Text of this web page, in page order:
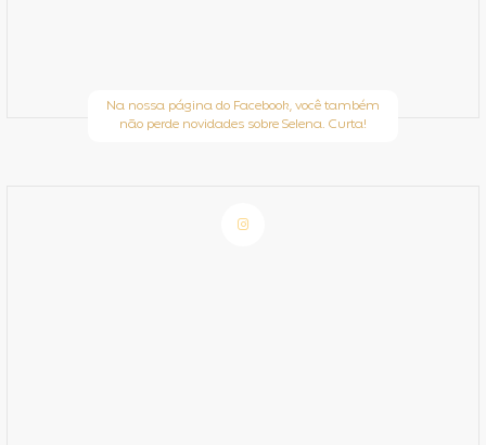
Na nossa página do Facebook, você também
não perde novidades sobre Selena. Curta!